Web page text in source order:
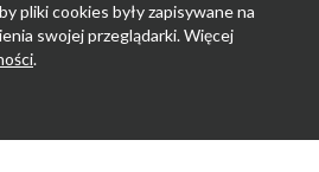
pliki cookies były zapisywane na
swojej przeglądarki. Więcej
.